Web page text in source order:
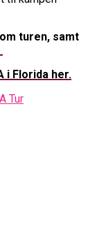
Og
League-
Mod
I NBA-
Vil Stå I
OL 2024
Boomer:
turen, samt
i Florida her.
Tur